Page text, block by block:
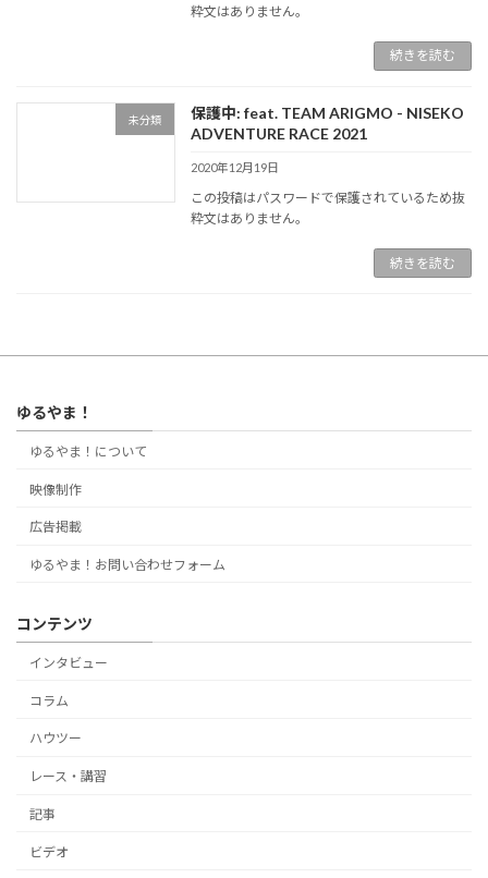
粋文はありません。
続きを読む
未分類
保護中: feat. TEAM ARIGMO - NISEKO
ADVENTURE RACE 2021
2020年12月19日
この投稿はパスワードで保護されているため抜
粋文はありません。
続きを読む
ゆるやま！
ゆるやま！について
映像制作
広告掲載
ゆるやま！お問い合わせフォーム
コンテンツ
インタビュー
コラム
ハウツー
レース・講習
記事
ビデオ